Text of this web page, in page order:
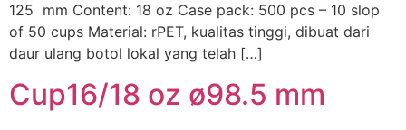
125 mm Content: 18 oz Case pack: 500 pcs – 10 slop
of 50 cups Material: rPET, kualitas tinggi, dibuat dari
daur ulang botol lokal yang telah […]
Cup16/18 oz ø98.5 mm